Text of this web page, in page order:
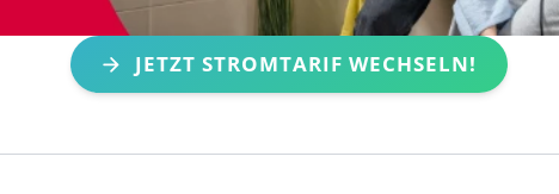
JETZT STROMTARIF WECHSELN!